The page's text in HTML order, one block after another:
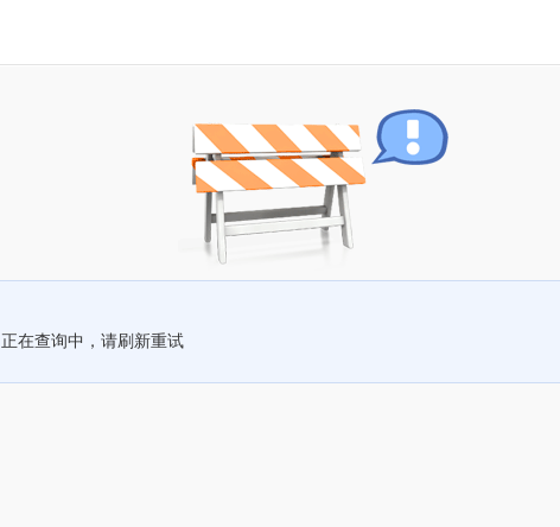
正在查询中，请刷新重试